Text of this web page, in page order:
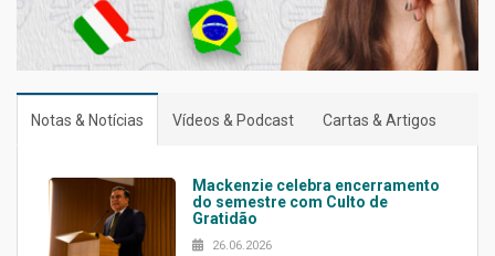
Notas & Notícias Vídeos & Podcast Cartas & Artigos
Mackenzie celebra encerramento
do semestre com Culto de
Gratidão
26.06.2026